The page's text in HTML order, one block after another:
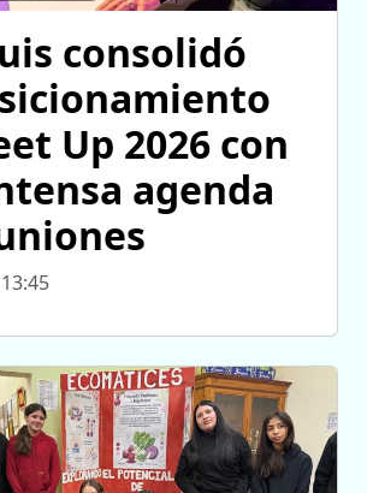
consolidó
Up 2026 con
agenda